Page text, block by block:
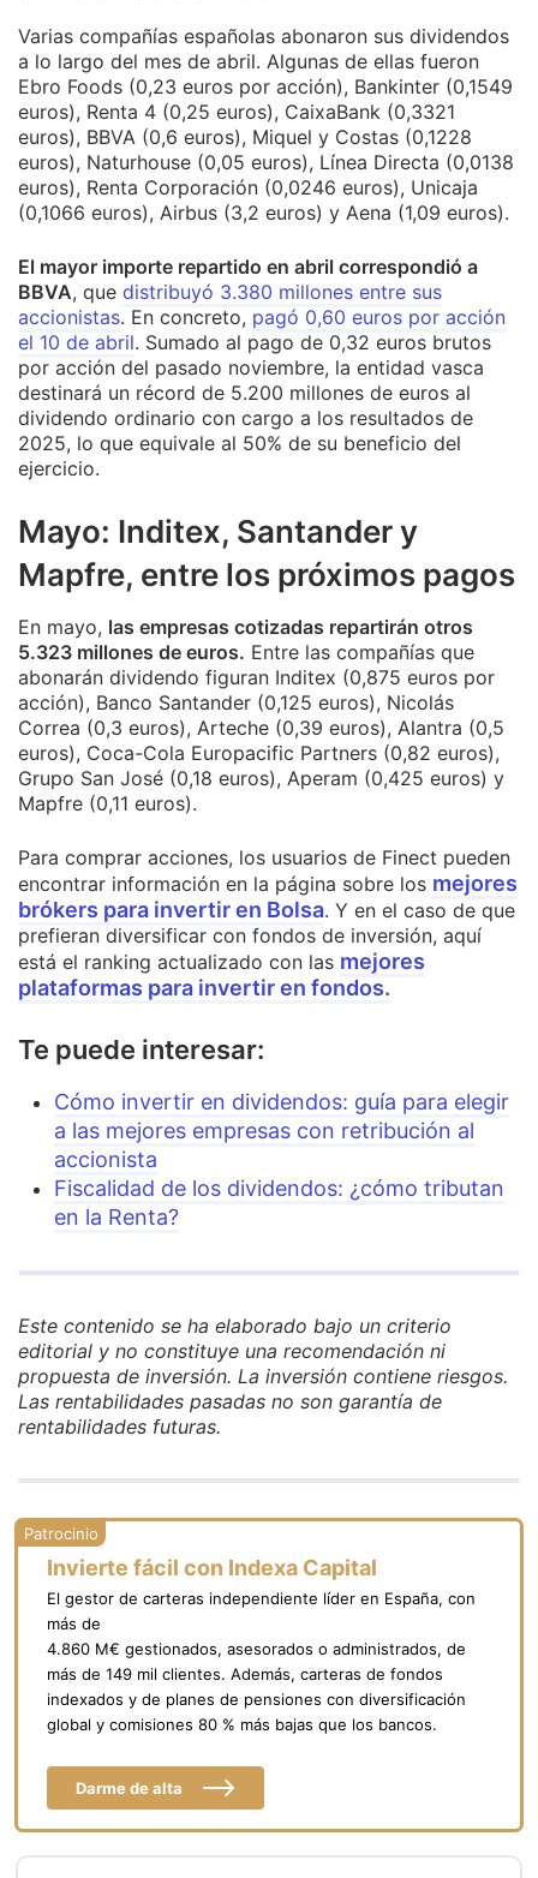
Varias compañías españolas abonaron sus dividendos
a lo largo del mes de abril. Algunas de ellas fueron
Ebro Foods (0,23 euros por acción), Bankinter (0,1549
euros), Renta 4 (0,25 euros), CaixaBank (0,3321
euros), BBVA (0,6 euros), Miquel y Costas (0,1228
euros), Naturhouse (0,05 euros), Línea Directa (0,0138
euros), Renta Corporación (0,0246 euros), Unicaja
(0,1066 euros), Airbus (3,2 euros) y Aena (1,09 euros).
El mayor importe repartido en abril correspondió a
BBVA, que distribuyó 3.380 millones entre sus
accionistas. En concreto, pagó 0,60 euros por acción
el 10 de abril. Sumado al pago de 0,32 euros brutos
por acción del pasado noviembre, la entidad vasca
destinará un récord de 5.200 millones de euros al
dividendo ordinario con cargo a los resultados de
2025, lo que equivale al 50% de su beneficio del
ejercicio.
Mayo: Inditex, Santander y
Mapfre, entre los próximos pagos
En mayo, las empresas cotizadas repartirán otros
5.323 millones de euros. Entre las compañías que
abonarán dividendo figuran Inditex (0,875 euros por
acción), Banco Santander (0,125 euros), Nicolás
Correa (0,3 euros), Arteche (0,39 euros), Alantra (0,5
euros), Coca-Cola Europacific Partners (0,82 euros),
Grupo San José (0,18 euros), Aperam (0,425 euros) y
Mapfre (0,11 euros).
Para comprar acciones, los usuarios de Finect pueden
encontrar información en la página sobre los mejores
brókers para invertir en Bolsa. Y en el caso de que
prefieran diversificar con fondos de inversión, aquí
está el ranking actualizado con las mejores
plataformas para invertir en fondos.
Te puede interesar:
Cómo invertir en dividendos: guía para elegir
a las mejores empresas con retribución al
accionista
Fiscalidad de los dividendos: ¿cómo tributan
en la Renta?
Este contenido se ha elaborado bajo un criterio
editorial y no constituye una recomendación ni
propuesta de inversión. La inversión contiene riesgos.
Las rentabilidades pasadas no son garantía de
rentabilidades futuras.
Invierte fácil con Indexa Capital
El gestor de carteras independiente líder en España, con
más de
4.860 M€ gestionados, asesorados o administrados, de
más de 149 mil clientes. Además, carteras de fondos
indexados y de planes de pensiones con diversificación
global y comisiones 80 % más bajas que los bancos.
Darme de alta